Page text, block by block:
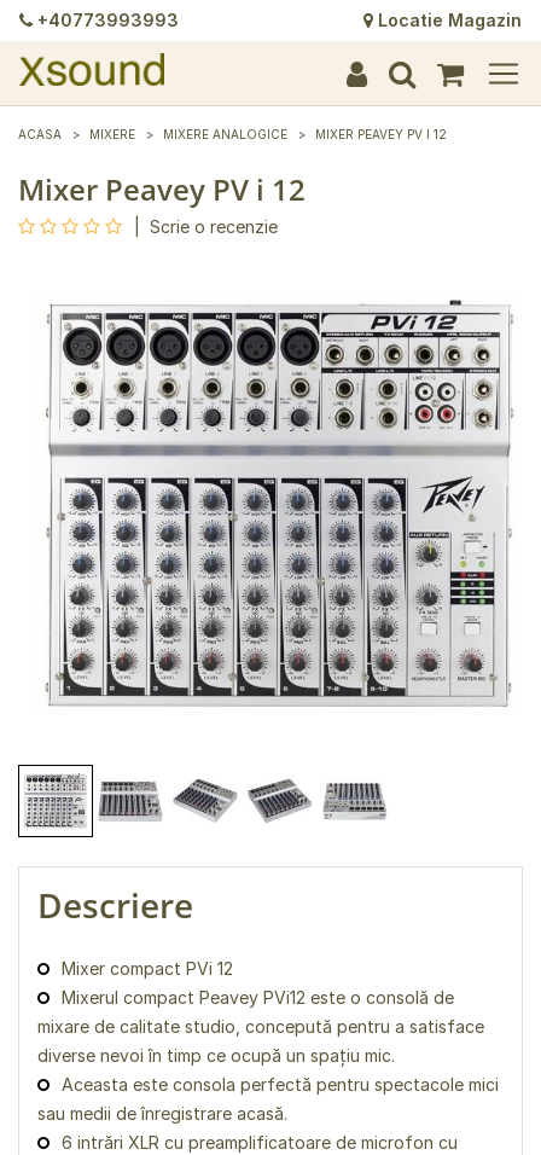
+40773993993 Locatie Magazin
+
+
+
+
+
+
+
+
+
+
+
+
+
+
ACASA MIXERE MIXERE ANALOGICE MIXER PEAVEY PV I 12
Mixer Peavey PV i 12
Scrie o recenzie
Descriere
Mixer compact PVi 12
Mixerul compact Peavey PVi12 este o consolă de
mixare de calitate studio, concepută pentru a satisface
diverse nevoi în timp ce ocupă un spațiu mic.
Aceasta este consola perfectă pentru spectacole mici
sau medii de înregistrare acasă.
6 intrări XLR cu preamplificatoare de microfon cu